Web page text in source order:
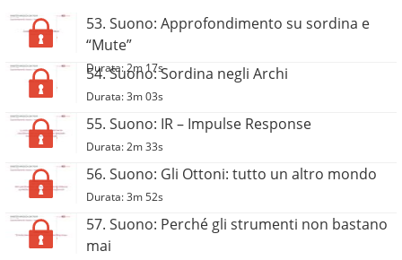
53. Suono: Approfondimento su sordina e
“Mute”
Durata: 2m 17s
54. Suono: Sordina negli Archi
Durata: 3m 03s
55. Suono: IR – Impulse Response
Durata: 2m 33s
56. Suono: Gli Ottoni: tutto un altro mondo
Durata: 3m 52s
57. Suono: Perché gli strumenti non bastano
mai